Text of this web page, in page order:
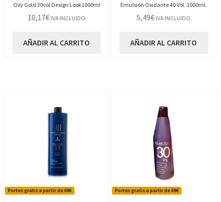
Oxy Gold 30vol Design Look1000ml
10,17€ IVA INCLUIDO
AÑADIR AL CARRITO
Emulsión Oxidante 40 Vol. 1000ml.
5,49€ IVA INCLUIDO
AÑADIR AL CARRITO
Portes gratis a partir de 69€ Portes gratis a partir de 69€